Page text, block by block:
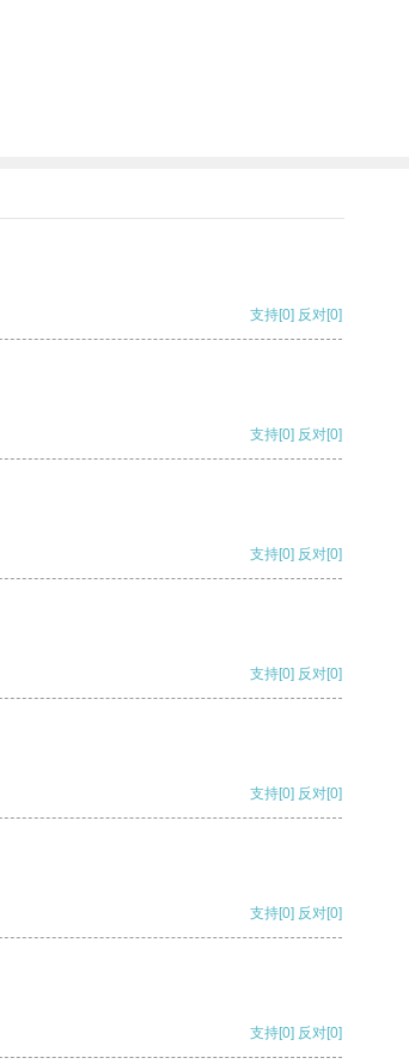
支持[0] 反对[0]
支持[0] 反对[0]
支持[0] 反对[0]
支持[0] 反对[0]
支持[0] 反对[0]
支持[0] 反对[0]
支持[0] 反对[0]